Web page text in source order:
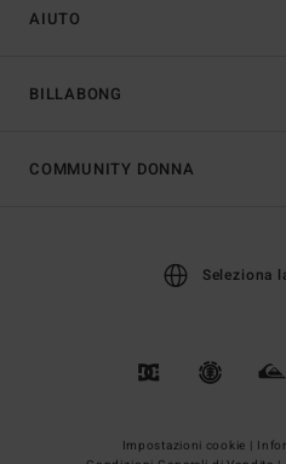
AIUTO
BILLABONG
COMMUNITY DONNA
Seleziona
Impostazioni cookie |